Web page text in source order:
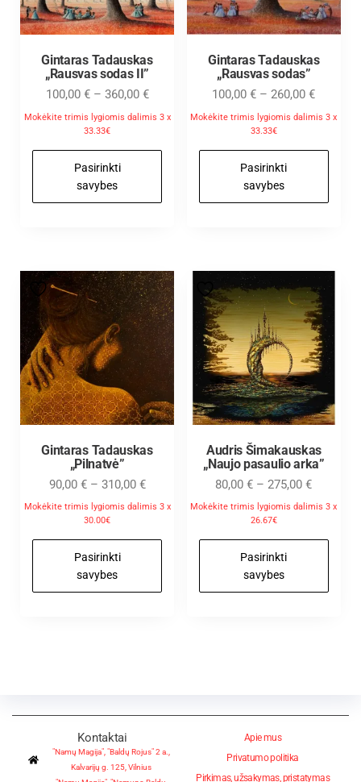
Gintaras Tadauskas
„Rausvas sodas II”
100,00 € – 360,00 €
Mokėkite trimis lygiomis dalimis 3 x
33.33€
Pasirinkti
savybes
Gintaras Tadauskas
„Rausvas sodas”
100,00€ – 260,00€
Mokėkite trimis lygiomis dalimis 3 x
33.33€
Pasirinkti
savybes
Gintaras Tadauskas
„Pilnatvė”
90,00 € – 310,00 €
Mokėkite trimis lygiomis dalimis 3 x
30.00€
Pasirinkti
savybes
Audris Šimakauskas
„Naujo pasaulio arka”
80,00€ – 275,00€
Mokėkite trimis lygiomis dalimis 3 x
26.67€
Pasirinkti
savybes
Kontaktai
"Namų Magija", "Baldų Rojus" 2 a.,
Kalvarijų g. 125, Vilnius
Apie mus
Privatumo politika
Pirkimas, užsakymas, pristatymas